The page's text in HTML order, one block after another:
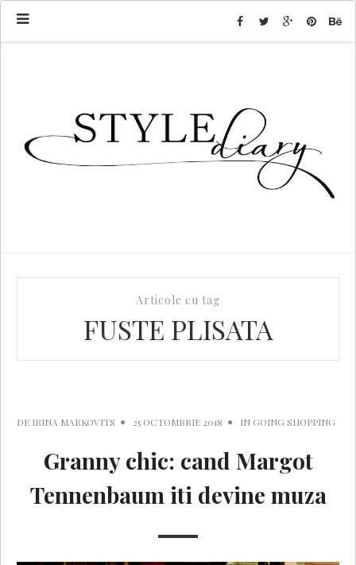
Articole cu tag
FUSTE PLISATA
DE IRINA MARKOVITS 25 OCTOMBRIE 2018 IN GOING SHOPPING
Granny chic: cand Margot
Tennenbaum iti devine muza